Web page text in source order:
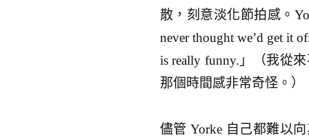
散，刻意淡化節拍感。
never thought we’d get it
is really funny.」（我從
那個時間感非常奇怪。）
儘管 Yorke 自己都難以